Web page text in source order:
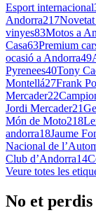
Esport internacional
Andorra217
vinyes83Motos a
Casa63Premium
ocasió a Andorra49
Pyrenees40Tony
Montellá27Frank
Mercader22
Jordi Mercader21
Món de Moto218
andorra18Jaume
Nacional de
Club d’Andorra14
Veure totes les
No et perdis